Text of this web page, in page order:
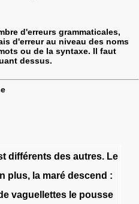
d'erreurs grammaticales,
d'erreur au niveau des noms
ou de la syntaxe. Il faut
dessus.
différents des autres. Le
plus, la maré descend :
vaguellettes le pousse